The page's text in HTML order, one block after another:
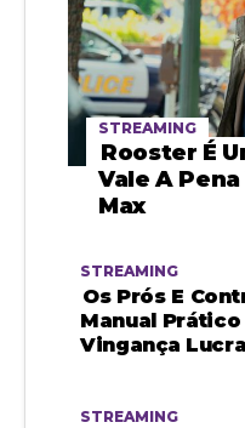
STREAMING
Rooster É
Vale A Pena
Max
STREAMING
Os Prós E
Manual Prático
Vingança
STREAMING